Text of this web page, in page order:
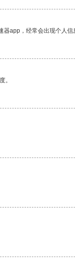
app，经常会出现个人信
。